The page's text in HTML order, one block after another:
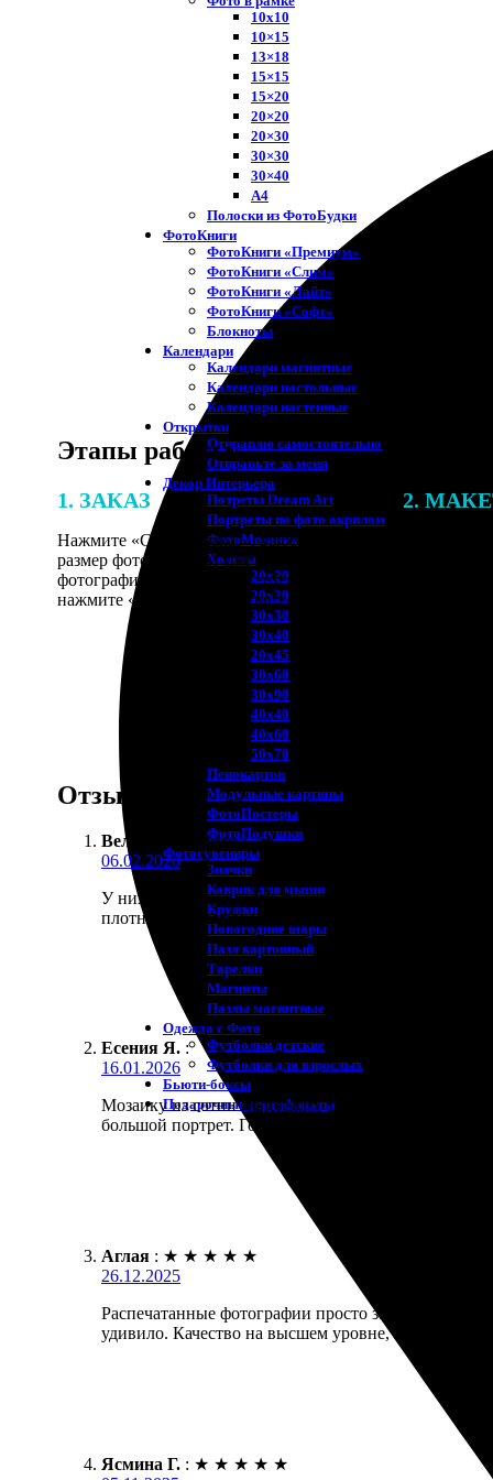
10х10
10×15
13×18
15×15
15×20
20×20
20×30
30×30
30×40
A4
Полоски из ФотоБудки
ФотоКниги
ФотоКниги «Премиум»
ФотоКниги «Слим»
ФотоКниги «Лайт»
ФотоКниги «Софт»
Блокноты
Календари
Календари магнитные
Календари настольные
Календари настенные
Открытки
Отправлю самостоятельно
Отправьте за меня
Декор Интерьера
Потреты Dream Art
Портреты по фото акрилом
ФотоМозаика
Холсты
20х20
20х30
30х30
30х40
20х45
30х60
30х90
40х40
40х60
50х70
Пенокартон
Модульные картины
ФотоПостеры
ФотоПодушки
Фотоcувениры
Значки
Коврик для мыши
Кружки
Новогодние шары
Пазл картонный
Тарелки
Магниты
Пазлы магнитные
Одежда с Фото
Футболки детские
Футболки для взрослых
Бьюти-боксы
Подарочные сертификаты
Этапы работы
1. ЗАКАЗ
Нажмите «Сделать заказ», выберите
размер фотографии и тип рамки. Загрузите
фотографии в онлайн-конструктор,
нажмите «Добавить в корзину».
2.
Отзывы
Велизар Пекарев :
06.02.2026
У них постоянно какие-то акции, вот по скидке
плотная, не промокает.
Есения Я. :
16.01.2026
Мозаику из сотни маленьких фото заказывала
большой портрет. Гости были в восторге.
Аглая : ★ ★ ★ ★ ★
26.12.2025
Распечатанные фотографии просто
удивило. Качество на высшем уровне, цвета яркие
Ясмина Г. : ★ ★ ★ ★ ★